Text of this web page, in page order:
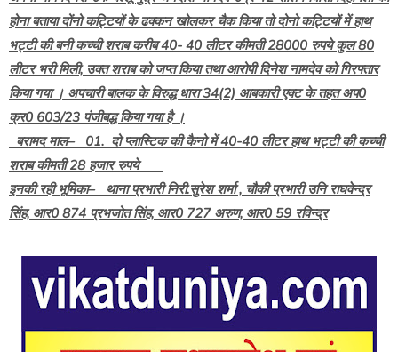
होना बताया दोंनो कट्टियों के ढक्कन खोलकर चैक किया तो दोनो कट्टियों में हाथ
भट्टी की बनी कच्ची शराब करीब 40- 40 लीटर कीमती 28000 रुपये कुल 80
लीटर भरी मिली, उक्त शराब को जप्त किया तथा आरोपी दिनेश नामदेव को गिरफ्तार
किया गया । अपचारी बालक के विरुद्ध धारा 34(2) आबकारी एक्ट के तहत अप0
क्र0 603/23 पंजीबद्ध किया गया है ।
बरामद माल– 01. दो प्लास्टिक की कैनो में 40-40 लीटर हाथ भट्टी की कच्ची
शराब कीमती 28 हजार रुपये
इनकी रही भूमिका– थाना प्रभारी निरी.सुरेश शर्मा , चौकी प्रभारी उनि राघवेन्द्र
सिंह, आर0 874 प्रभजोत सिंह, आर0 727 अरुण, आर0 59 रविन्द्र